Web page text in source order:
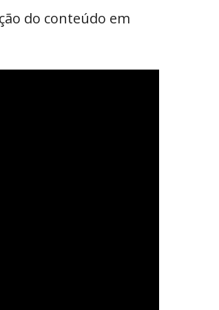
do conteúdo em